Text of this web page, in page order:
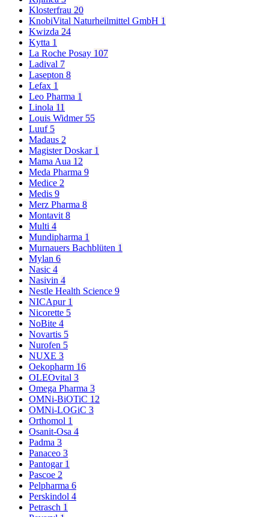
Klosterfrau 20
KnobiVital Naturheilmittel GmbH 1
Kwizda 24
Kytta 1
La Roche Posay 107
Ladival 7
Lasepton 8
Lefax 1
Leo Pharma 1
Linola 11
Louis Widmer 55
Luuf 5
Madaus 2
Magister Doskar 1
Mama Aua 12
Meda Pharma 9
Medice 2
Medis 9
Merz Pharma 8
Montavit 8
Multi 4
Mundipharma 1
Murnauers Bachblüten 1
Mylan 6
Nasic 4
Nasivin 4
Nestle Health Science 9
NICApur 1
Nicorette 5
NoBite 4
Novartis 5
Nurofen 5
NUXE 3
Oekopharm 16
OLEOvital 3
Omega Pharma 3
OMNi-BiOTiC 12
OMNi-LOGiC 3
Orthomol 1
Osanit-Osa 4
Padma 3
Panaceo 3
Pantogar 1
Pascoe 2
Pelpharma 6
Perskindol 4
Petrasch 1